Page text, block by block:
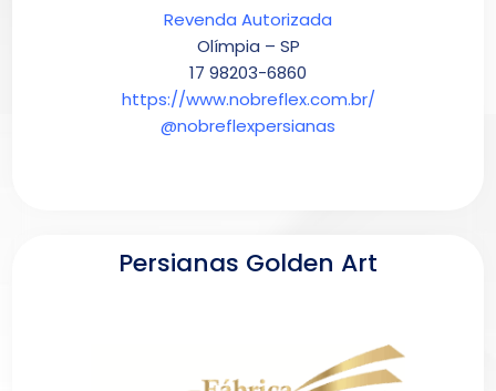
Revenda Autorizada
Olímpia – SP
17 98203-6860
https://www.nobreflex.com.br/
@nobreflexpersianas
Persianas Golden Art